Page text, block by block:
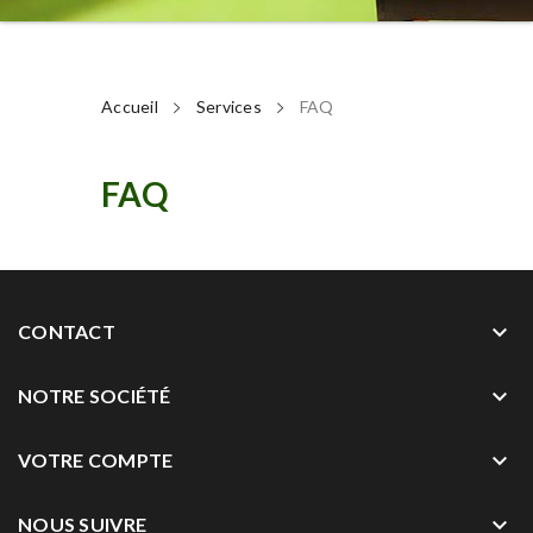
Accueil Services FAQ
FAQ
CONTACT keyboard_arrow_down
NOTRE SOCIÉTÉ keyboard_arrow_down
VOTRE COMPTE keyboard_arrow_down
NOUS SUIVRE keyboard_arrow_down